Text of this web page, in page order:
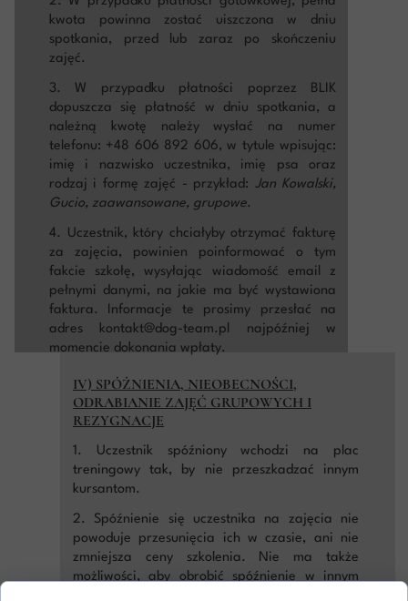
IV) SPÓŻNIENIA, NIEOBECNOŚCI,
ODRABIANIE ZAJĘĆ GRUPOWYCH I
REZYGNACJE
1. Uczestnik spóźniony wchodzi na plac
treningowy tak, by nie przeszkadzać innym
kursantom.
2. Spóźnienie się uczestnika na zajęcia nie
powoduje przesunięcia ich w czasie, ani nie
zmniejsza ceny szkolenia. Nie ma także
możliwości, aby obrobić spóźnienie w innym
kwota powinna zostać uiszczona w dniu
spotkania, przed lub zaraz po skończeniu
zajęć.
3. W przypadku płatności poprzez BLIK
dopuszcza się płatność w dniu spotkania, a
należną kwotę należy wysłać na numer
telefonu: +48 606 892 606, w tytule wpisując:
imię i nazwisko uczestnika, imię psa oraz
rodzaj i formę zajęć - przykład: Jan Kowalski,
Gucio, zaawansowane, grupowe.
4. Uczestnik, który chciałyby otrzymać fakturę
za zajęcia, powinien poinformować o tym
fakcie szkołę, wysyłając wiadomość email z
pełnymi danymi, na jakie ma być wystawiona
faktura. Informacje te prosimy przesłać na
adres kontakt@dog-team.pl najpóźniej w
momencie dokonania wpłaty.